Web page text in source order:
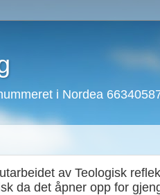
i Nordea
av Teologisk
da det åpner opp for